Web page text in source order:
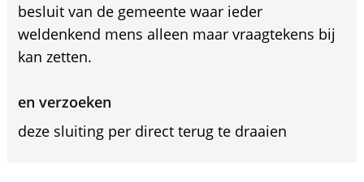
besluit van de gemeente waar ieder
weldenkend mens alleen maar vraagtekens bij
kan zetten.
en verzoeken
deze sluiting per direct terug te draaien